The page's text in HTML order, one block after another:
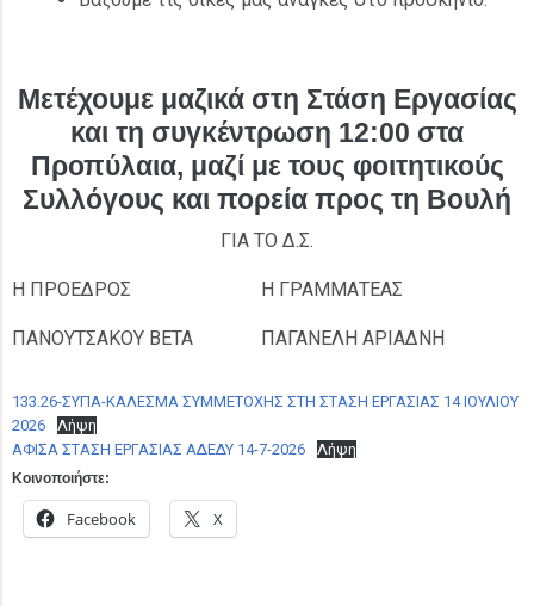
Μετέχουμε μαζικά στη Στάση Εργασίας
και τη συγκέντρωση 12:00 στα
Προπύλαια, μαζί με τους φοιτητικούς
Συλλόγους και πορεία προς τη Βουλή
ΓΙΑ ΤΟ Δ.Σ.
Η ΠΡΟΕΔΡΟΣ
ΠΑΝΟΥΤΣΑΚΟΥ ΒΕΤΑ
Η ΓΡΑΜΜΑΤΕΑΣ
ΠΑΓΑΝΕΛΗ ΑΡΙΑΔΝΗ
133.26-ΣΥΠΑ-ΚΑΛΕΣΜΑ ΣΥΜΜΕΤΟΧΗΣ ΣΤΗ ΣΤΑΣΗ ΕΡΓΑΣΙΑΣ 14 ΙΟΥΛΙΟΥ
2026
Λήψη
ΑΦΙΣΑ ΣΤΑΣΗ ΕΡΓΑΣΙΑΣ ΑΔΕΔΥ 14-7-2026
Λήψη
Κοινοποιήστε:
Facebook X